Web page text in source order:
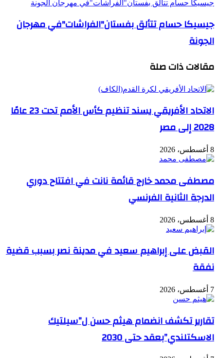
جيسيكا حسام تتألق بفستان"الفراشات"في مهرجان الجونة
جيسيكا حسام تتألق بفستان"الفراشات"في مهرجان
الجونة
مقالات ذات صلة
الاتحاد الأفريقي يسند تنظيم كأس الأمم تحت 23 عامًا
2028 إلى مصر
8 أغسطس، 2026
مصطفى محمد خارج قائمة نانت في افتتاح دوري
الدرجة الثانية الفرنسي
8 أغسطس، 2026
القبض على إبراهيم سعيد في مدينة نصر بسبب قضية
نفقة
7 أغسطس، 2026
تقارير تكشف انضمام هيثم حسن ل”سيلتيك
الاسكتلندي”بعقد حتى 2030